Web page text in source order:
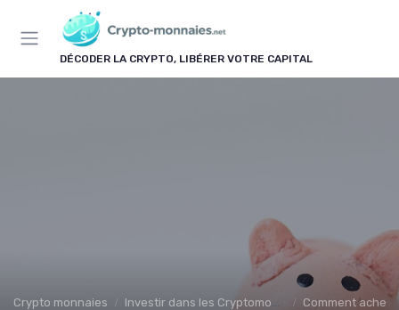
DÉCODER LA CRYPTO, LIBÉRER VOTRE CAPITAL
Crypto monnaies Investir dans les Cryptomonnaies Comment
Panneau de gestion des cookies